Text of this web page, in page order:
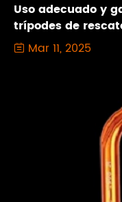
Uso adecuado y
trípodes de
 Mar 11, 2025